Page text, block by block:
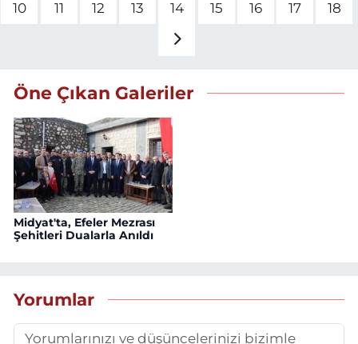
10
11 12 13 14 15 16 17 18
Öne Çıkan Galeriler
Midyat'ta, Efeler Mezrası
Şehitleri Dualarla Anıldı
Yorumlar